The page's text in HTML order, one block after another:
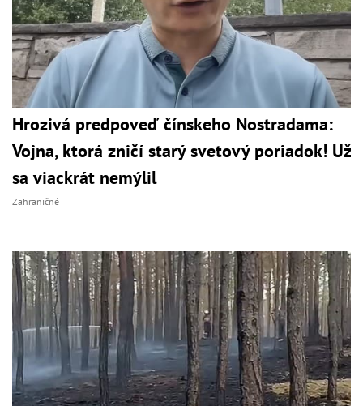
Hrozivá predpoveď čínskeho Nostradama:
Vojna, ktorá zničí starý svetový poriadok! Už
sa viackrát nemýlil
Zahraničné